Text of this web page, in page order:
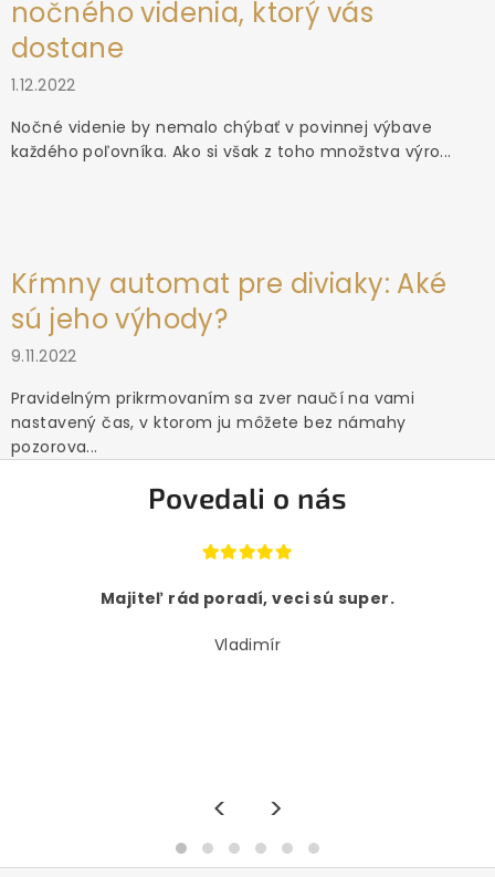
nočného videnia, ktorý vás
dostane
1.12.2022
Nočné videnie by nemalo chýbať v povinnej výbave
každého poľovníka. Ako si však z toho množstva výro...
Kŕmny automat pre diviaky: Aké
sú jeho výhody?
9.11.2022
Pravidelným prikrmovaním sa zver naučí na vami
nastavený čas, v ktorom ju môžete bez námahy
pozorova...
Povedali o nás
Majiteľ rád poradí, veci sú super.
Vladimír
< >